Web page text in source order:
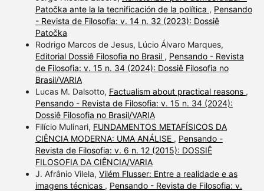
Patočka ante la la tecnificación de la política , Pensando
- Revista de Filosofia: v. 14 n. 32 (2023): Dossiê
Patočka
Rodrigo Marcos de Jesus, Lúcio Álvaro Marques,
Editorial Dossiê Filosofia no Brasil , Pensando - Revista
de Filosofia: v. 15 n. 34 (2024): Dossiê Filosofia no
Brasil/VARIA
Lucas M. Dalsotto, Factualism about practical reasons ,
Pensando - Revista de Filosofia: v. 15 n. 34 (2024):
Dossiê Filosofia no Brasil/VARIA
Filício Mulinari, FUNDAMENTOS METAFÍSICOS DA
CIÊNCIA MODERNA: UMA ANÁLISE , Pensando -
Revista de Filosofia: v. 6 n. 12 (2015): DOSSIÊ
FILOSOFIA DA CIÊNCIA/VARIA
J. Afrânio Vilela, Vilém Flusser: Entre a realidade e as
imagens técnicas , Pensando - Revista de Filosofia: v.